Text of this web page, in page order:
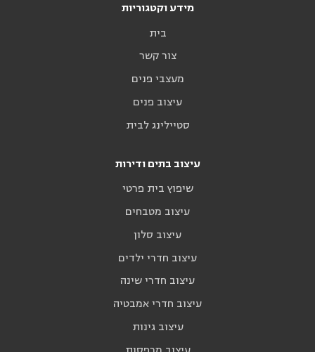
מידע וקטגוריות
בית
צור קשר
מעצבי פנים
עיצוב פנים
סטיילינג לבית
עיצוב בתים ודירות
שיפוץ בית פרטי
עיצוב מטבחים
עיצוב סלון
עיצוב חדרי ילדים
עיצוב חדרי שינה
עיצוב חדרי אמבטיה
עיצוב גינות